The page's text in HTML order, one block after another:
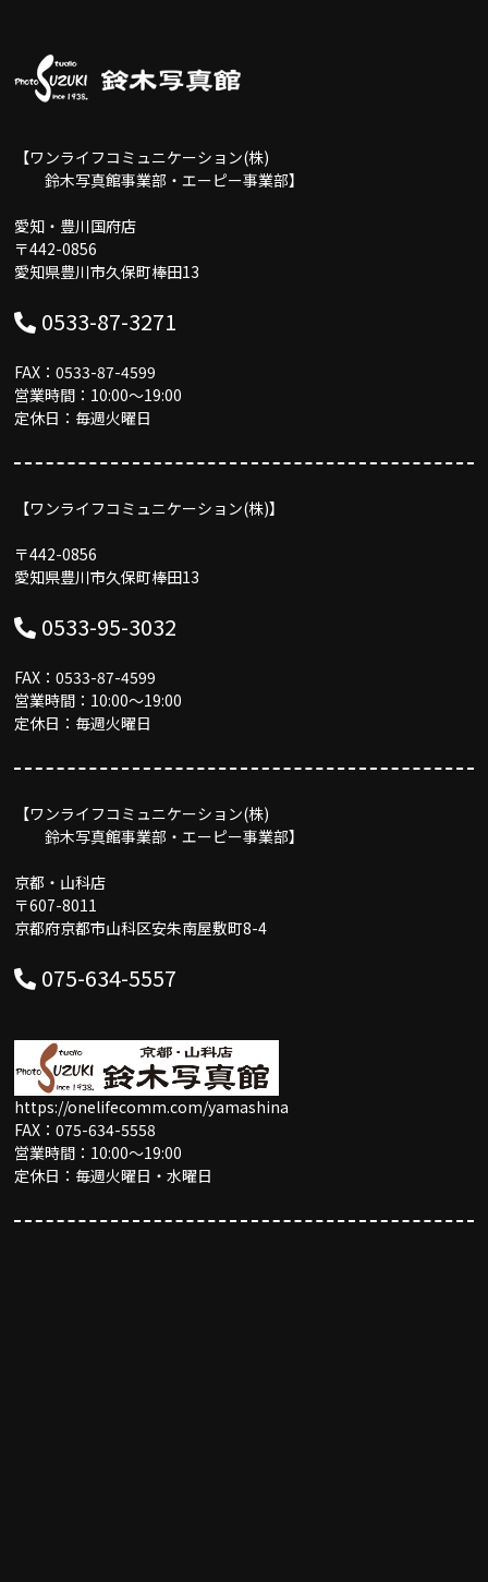
【ワンライフコミュニケーション(株)
鈴木写真館事業部・エーピー事業部】
愛知・豊川国府店
〒442-0856
愛知県豊川市久保町棒田13
0533-87-3271
FAX：0533-87-4599
営業時間：10:00〜19:00
定休日：毎週火曜日
【ワンライフコミュニケーション(株)】
〒442-0856
愛知県豊川市久保町棒田13
0533-95-3032
FAX：0533-87-4599
営業時間：10:00〜19:00
定休日：毎週火曜日
【ワンライフコミュニケーション(株)
鈴木写真館事業部・エーピー事業部】
京都・山科店
〒607-8011
京都府京都市山科区安朱南屋敷町8-4
075-634-5557
https://onelifecomm.com/yamashina
FAX：075-634-5558
営業時間：10:00〜19:00
定休日：毎週火曜日・水曜日